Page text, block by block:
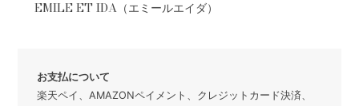
EMILE ET IDA（エミールエイダ）
お支払について
楽天ペイ、AMAZONペイメント、クレジットカード決済、